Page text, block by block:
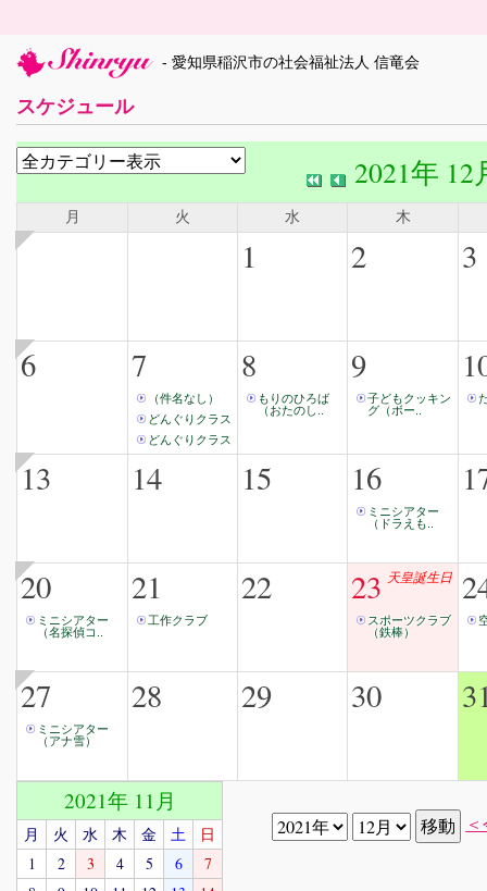
- 愛知県稲沢市の社会福祉法人 信竜会
スケジュール
2021年 12
月 火 水 木
1 2 3
6 7
（件名なし）
どんぐりクラス
どんぐりクラス
8
もりのひろば
（おたのし..
9
子どもクッキン
グ（ボー..
13 14 15 16
ミニシアター
（ドラえも..
20
ミニシアター
（名探偵コ..
21
工作クラブ
22 23 天皇誕生日
スポーツクラブ
（鉄棒）
27
ミニシアター
（アナ雪）
28 29 30
2021年 11月
月 火 水 木 金 土
日
1
2 3 4 5 6
7